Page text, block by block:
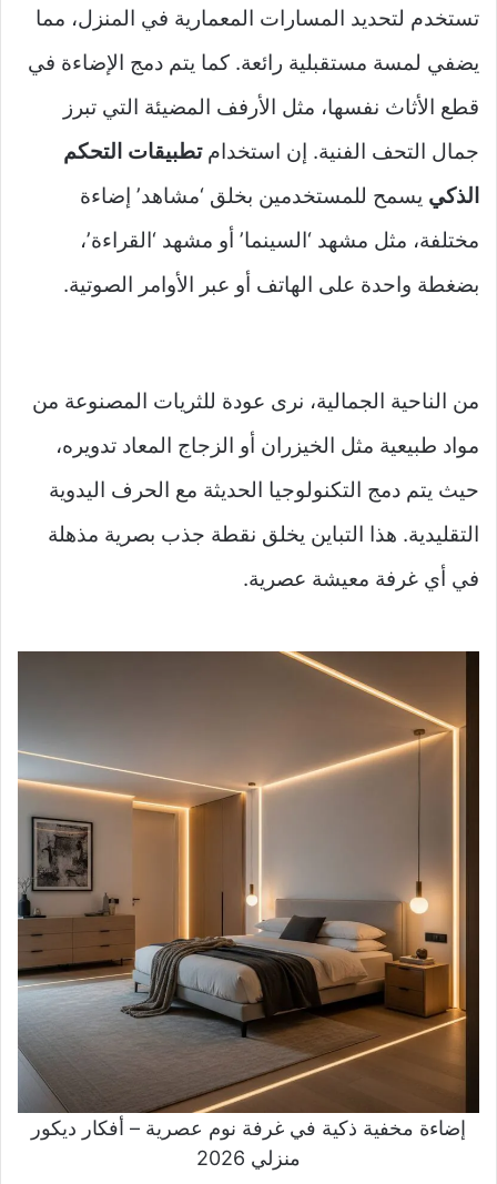
تستخدم لتحديد المسارات المعمارية في المنزل، مما
يضفي لمسة مستقبلية رائعة. كما يتم دمج الإضاءة في
قطع الأثاث نفسها، مثل الأرفف المضيئة التي تبرز
جمال التحف الفنية. إن استخدامتطبيقات التحكم
الذكي يسمح للمستخدمين بخلق ‘مشاهد’ إضاءة
مختلفة، مثل مشهد ‘السينما’ أو مشهد ‘القراءة’،
بضغطة واحدة على الهاتف أو عبر الأوامر الصوتية.
من الناحية الجمالية، نرى عودة للثريات المصنوعة من
مواد طبيعية مثل الخيزران أو الزجاج المعاد تدويره،
حيث يتم دمج التكنولوجيا الحديثة مع الحرف اليدوية
التقليدية. هذا التباين يخلق نقطة جذب بصرية مذهلة
في أي غرفة معيشة عصرية.
إضاءة مخفية ذكية في غرفة نوم عصرية – أفكار ديكور
منزلي 2026